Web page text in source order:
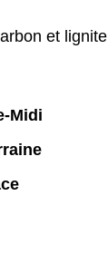
et lignite
Midi